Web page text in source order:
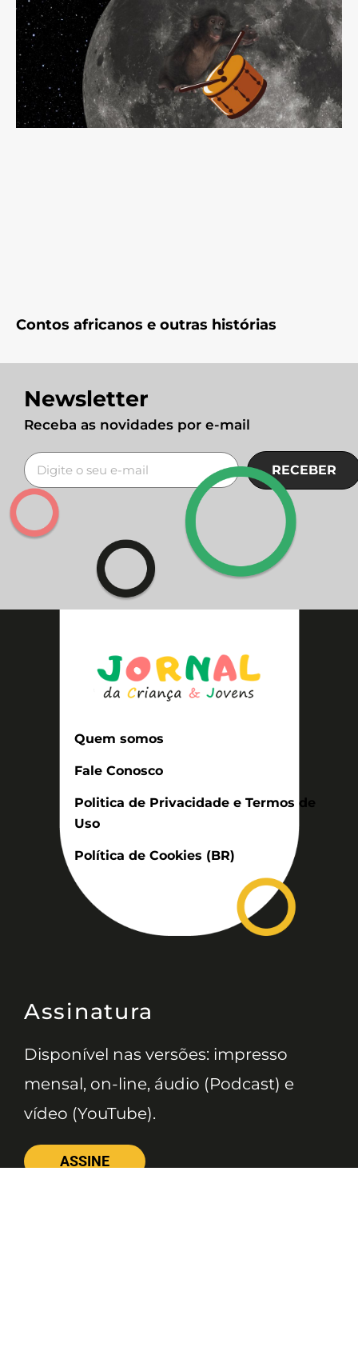
Contos africanos e outras histórias
Newsletter
Receba as novidades por e-mail
RECEBER
Quem somos
Fale Conosco
Politica de Privacidade e Termos de
Uso
Política de Cookies (BR)
Assinatura
Disponível nas versões: impresso
mensal, on-line, áudio (Podcast) e
vídeo (YouTube).
ASSINE